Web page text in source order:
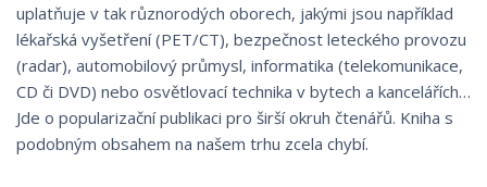
uplatňuje v tak různorodých oborech, jakými jsou například
lékařská vyšetření (PET/CT), bezpečnost leteckého provozu
(radar), automobilový průmysl, informatika (telekomunikace,
CD či DVD) nebo osvětlovací technika v bytech a kancelářích…
Jde o popularizační publikaci pro širší okruh čtenářů. Kniha s
podobným obsahem na našem trhu zcela chybí.